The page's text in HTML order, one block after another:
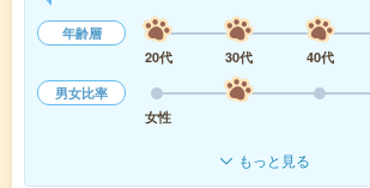
年齢層
20代
30代 40代
男女比率
女性
もっと見る